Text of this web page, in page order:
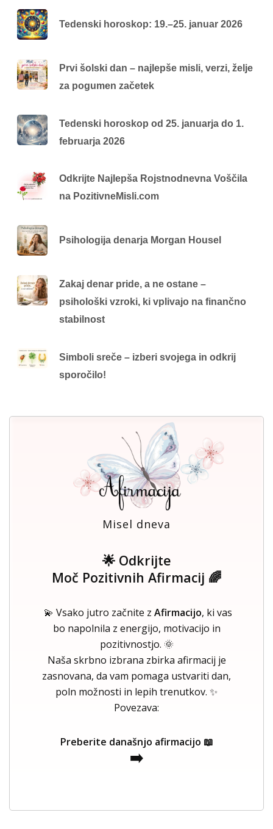
Tedenski horoskop: 19.–25. januar 2026
Prvi šolski dan – najlepše misli, verzi, želje
za pogumen začetek
Tedenski horoskop od 25. januarja do 1.
februarja 2026
Odkrijte Najlepša Rojstnodnevna Voščila
na PozitivneMisli.com
Psihologija denarja Morgan Housel
Zakaj denar pride, a ne ostane –
psihološki vzroki, ki vplivajo na finančno
stabilnost
Simboli sreče – izberi svojega in odkrij
sporočilo!
Misel dneva
🌟 Odkrijte
Moč Pozitivnih Afirmacij 🌈
💫 Vsako jutro začnite z Afirmacijo, ki vas
bo napolnila z energijo, motivacijo in
pozitivnostjo. 🌞
Naša skrbno izbrana zbirka afirmacij je
zasnovana, da vam pomaga ustvariti dan,
poln možnosti in lepih trenutkov. ✨
Povezava:
Preberite današnjo afirmacijo 📖
➡️